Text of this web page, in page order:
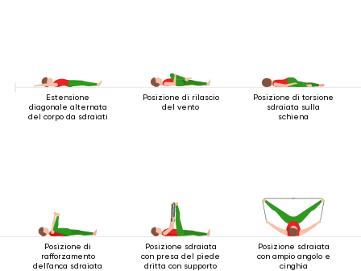
Estensione
diagonale alternata
del corpo da sdraiati
Posizione di rilascio
del vento
Posizione di torsione
sdraiata sulla
schiena
Posizione di
rafforzamento
dell'anca sdraiata
Posizione sdraiata
con presa del piede
dritta con supporto
Posizione sdraiata
con ampio angolo e
cinghia